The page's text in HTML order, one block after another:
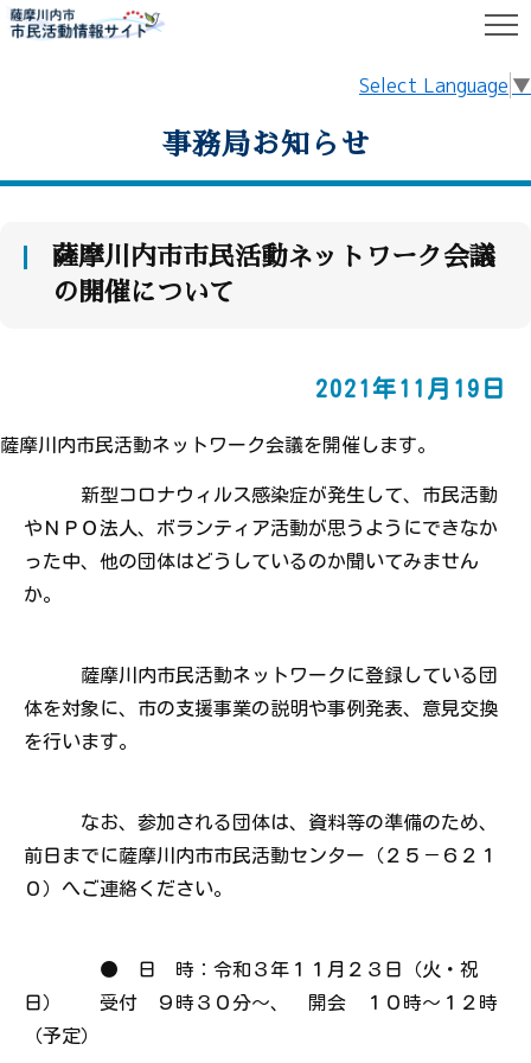
Select Language ▼
HOME 事務局お知らせ
事務局お知らせ
薩摩川内市市民活動ネットワーク会議
の開催について
2021年11月19日
薩摩川内市民活動ネットワーク会議を開催します。
新型コロナウィルス感染症が発生して、市民活動
やＮＰＯ法人、ボランティア活動が思うようにできなか
った中、他の団体はどうしているのか聞いてみません
か。
薩摩川内市民活動ネットワークに登録している団
体を対象に、市の支援事業の説明や事例発表、意見交換
を行います。
なお、参加される団体は、資料等の準備のため、
前日までに薩摩川内市市民活動センター（２５－６２１
０）へご連絡ください。
● 日 時：令和３年１１月２３日（火・祝
日） 受付 ９時３０分～、 開会 １０時～１２時
（予定）